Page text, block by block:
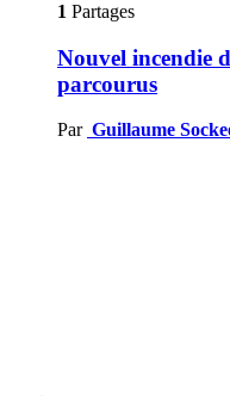
1 Partages
Nouvel incendie
parcourus
Par Guillaume